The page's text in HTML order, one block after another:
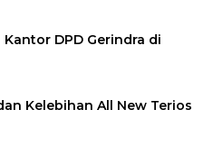
DPD Gerindra di
Kelebihan All New Terios